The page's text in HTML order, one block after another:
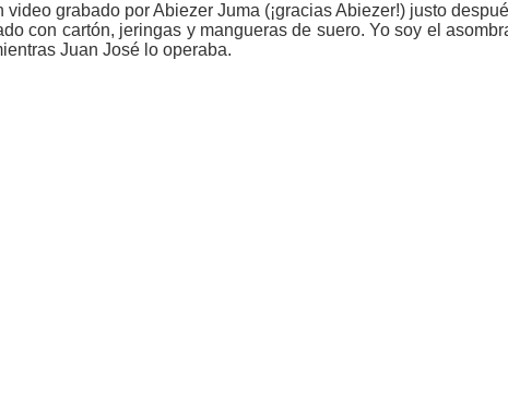
grabado por Abiezer Juma (¡gracias Abiezer!) justo
con cartón, jeringas y mangueras de suero. Yo soy el
Juan José lo operaba.